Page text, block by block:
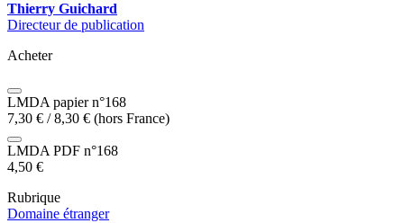
Thierry Guichard
Directeur de publication
Acheter
LMDA papier n°168
7,30 € /8,30 € (hors France)
LMDA PDF n°168
4,50 €
Rubrique
Domaine étranger